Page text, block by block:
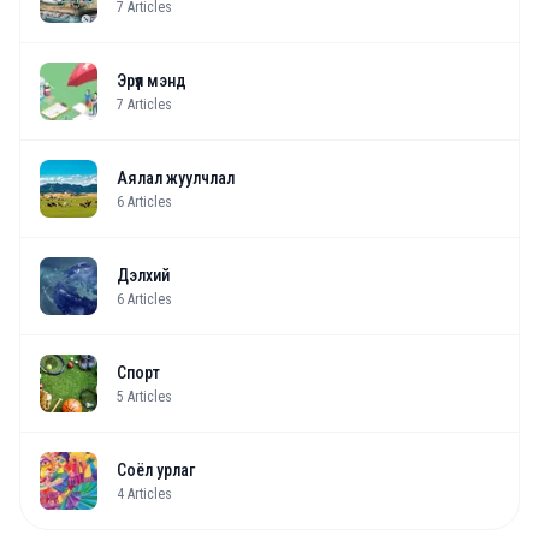
7 Articles
Эрүүл мэнд
7 Articles
Аялал жуулчлал
6 Articles
Дэлхий
6 Articles
Спорт
5 Articles
Соёл урлаг
4 Articles